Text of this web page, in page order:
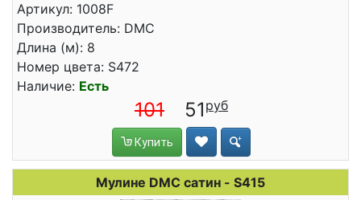
Артикул: 1008F
Производитель: DMC
Длина (м): 8
Номер цвета: S472
Наличие: Есть
101 51
Купить
Мулине DMC сатин - S415